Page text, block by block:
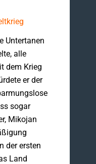
Untertanen
alle
dem Krieg
er der
sogar
Mikojan
der ersten
Land